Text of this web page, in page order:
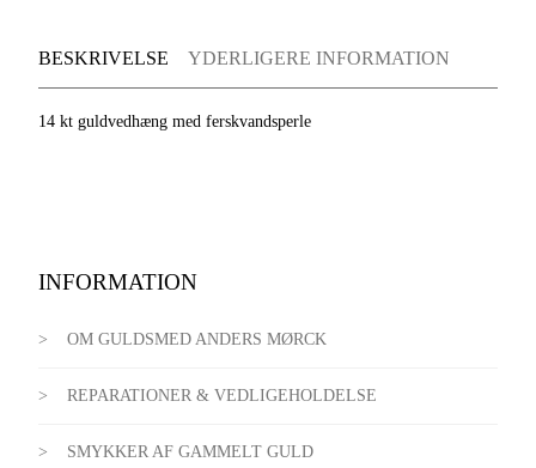
BESKRIVELSE YDERLIGERE INFORMATION
14 kt guldvedhæng med ferskvandsperle
INFORMATION
OM GULDSMED ANDERS MØRCK
REPARATIONER & VEDLIGEHOLDELSE
SMYKKER AF GAMMELT GULD